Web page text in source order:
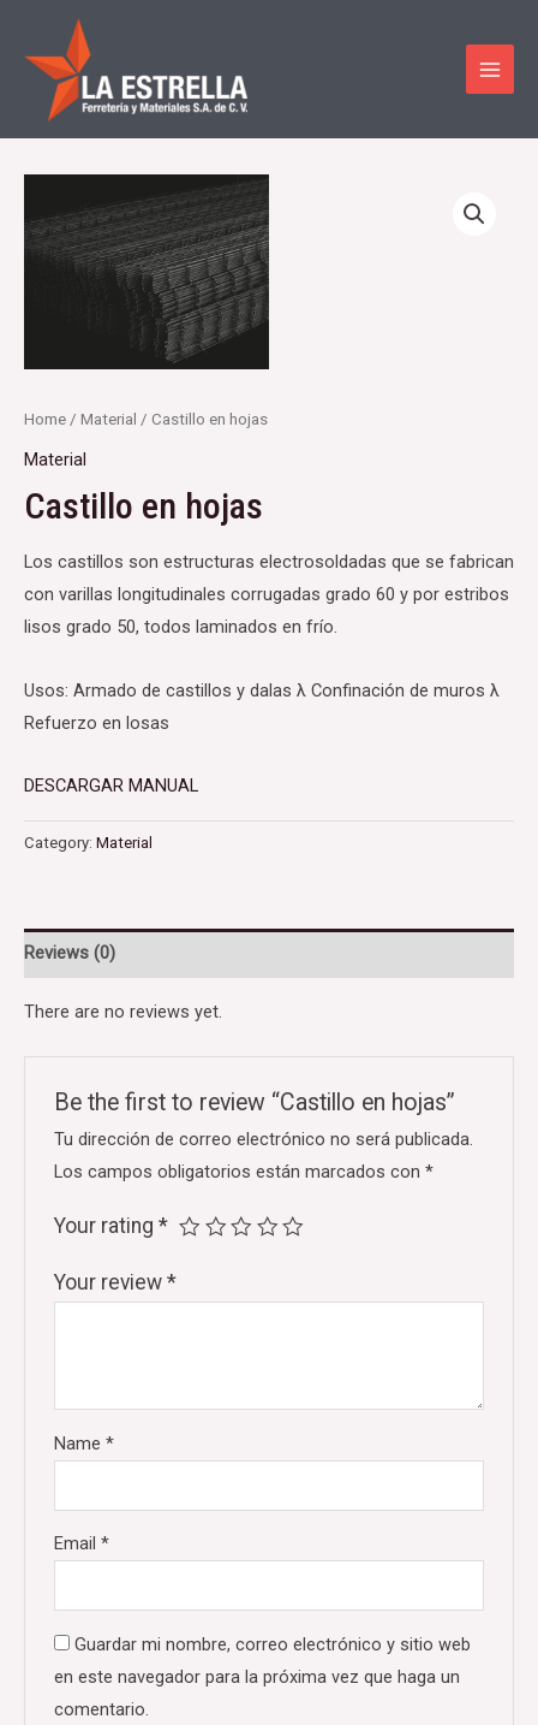
contenido
Home / Material / Castillo en hojas
Material
Castillo en hojas
Los castillos son estructuras electrosoldadas que se fabrican
con varillas longitudinales corrugadas grado 60 y por estribos
lisos grado 50, todos laminados en frío.
Usos: Armado de castillos y dalas λ Confinación de muros λ
Refuerzo en losas
DESCARGAR MANUAL
Category: Material
Reviews (0)
There are no reviews yet.
Be the first to review “Castillo en hojas”
Tu dirección de correo electrónico no será publicada.
Los campos obligatorios están marcados con*
Your rating*
Your review*
Name*
Email*
Guardar mi nombre, correo electrónico y sitio web
en este navegador para la próxima vez que haga un
comentario.